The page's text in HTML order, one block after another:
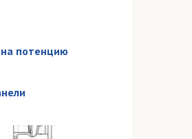
на потенцию